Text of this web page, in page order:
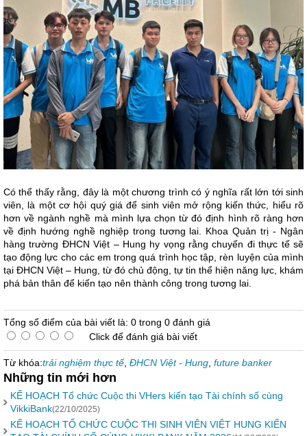
Có thể thấy rằng, đây là một chương trình có ý nghĩa rất lớn tới sinh
viên, là một cơ hội quý giá để sinh viên mở rộng kiến thức, hiểu rõ
hơn về ngành nghề mà mình lựa chọn từ đó định hình rõ ràng hơn
về định hướng nghề nghiệp trong tương lai. Khoa Quản trị - Ngân
hàng trường ĐHCN Việt – Hung hy vọng rằng chuyến đi thực tế sẽ
tạo động lực cho các em trong quá trình học tập, rèn luyện của mình
tại ĐHCN Việt – Hung, từ đó chủ động, tự tin thể hiện năng lực, khám
phá bản thân để kiến tạo nên thành công trong tương lai.
Tổng số điểm của bài viết là: 0 trong 0 đánh giá
Click để đánh giá bài viết
Từ khóa:trải nghiệm thực tế, ĐHCN Việt - Hung future banker
Những tin mới hơn
KẾ HOẠCH Tổ chức Cuộc thi VHers kiến tạo Tài chính số cùng
VikkiBank(22/10/2025)
KẾ HOẠCH TỔ CHỨC CUỘC THI SINH VIÊN VIỆT HUNG KIẾN